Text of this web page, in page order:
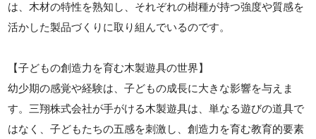
は、木材の特性を熟知し、それぞれの樹種が持つ強度や質感を
活かした製品づくりに取り組んでいるのです。
【子どもの創造力を育む木製遊具の世界】
幼少期の感覚や経験は、子どもの成長に大きな影響を与えま
す。三翔株式会社が手がける木製遊具は、単なる遊びの道具で
はなく、子どもたちの五感を刺激し、創造力を育む教育的要素